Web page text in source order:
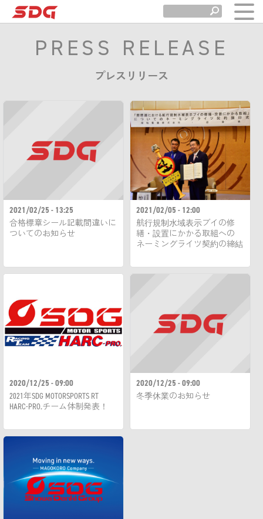
PRESS RELEASE
プレスリリース
2021/02/25 - 13:25
合格標章シール記載間違いに
ついてのお知らせ
2021/02/05 - 12:00
航行規制水域表示ブイの修
繕・設置にかかる取組への
ネーミングライツ契約の締結
2020/12/25 - 09:00
2021年SDG MOTORSPORTS RT
HARC-PRO.チーム体制発表！
2020/12/25 - 09:00
冬季休業のお知らせ